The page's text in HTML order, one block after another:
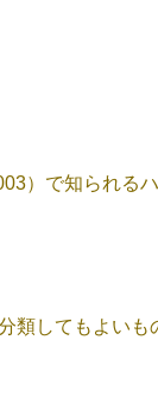
）で知られる
類してもよい